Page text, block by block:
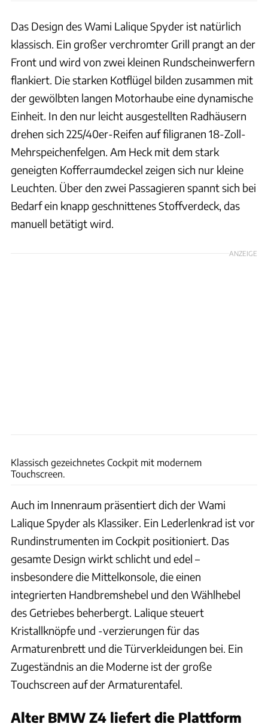
Das Design des Wami Lalique Spyder ist natürlich
klassisch. Ein großer verchromter Grill prangt an der
Front und wird von zwei kleinen Rundscheinwerfern
flankiert. Die starken Kotflügel bilden zusammen mit
der gewölbten langen Motorhaube eine dynamische
Einheit. In den nur leicht ausgestellten Radhäusern
drehen sich 225/40er-Reifen auf filigranen 18-Zoll-
Mehrspeichenfelgen. Am Heck mit dem stark
geneigten Kofferraumdeckel zeigen sich nur kleine
Leuchten. Über den zwei Passagieren spannt sich bei
Bedarf ein knapp geschnittenes Stoffverdeck, das
manuell betätigt wird.
ANZEIGE
Klassisch gezeichnetes Cockpit mit modernem
Touchscreen.
Auch im Innenraum präsentiert dich der Wami
Lalique Spyder als Klassiker. Ein Lederlenkrad ist vor
Rundinstrumenten im Cockpit positioniert. Das
gesamte Design wirkt schlicht und edel –
insbesondere die Mittelkonsole, die einen
integrierten Handbremshebel und den Wählhebel
des Getriebes beherbergt. Lalique steuert
Kristallknöpfe und -verzierungen für das
Armaturenbrett und die Türverkleidungen bei. Ein
Zugeständnis an die Moderne ist der große
Touchscreen auf der Armaturentafel.
Alter BMW Z4 liefert die Plattform